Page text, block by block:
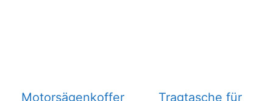
Motorsägenkoffer
Tragtasche für